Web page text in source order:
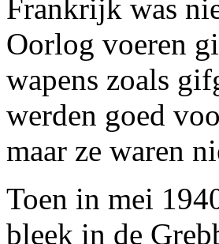
Frankrijk was
Oorlog voeren
wapens zoals
werden goed
maar ze waren
Toen in mei
bleek in de